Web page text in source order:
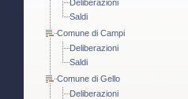
Deliberazioni
Saldi
Comune di Campi
Deliberazioni
Saldi
Comune di Gello
Deliberazioni